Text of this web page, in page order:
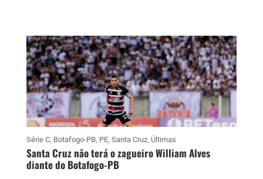
Série C, Botafogo-PB, PE, Santa Cruz, Últimas
Santa Cruz não terá o zagueiro William Alves
diante do Botafogo-PB